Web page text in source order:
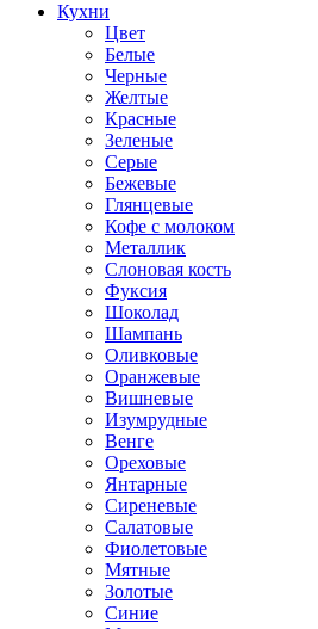
Кухни
Цвет
Белые
Черные
Желтые
Красные
Зеленые
Серые
Бежевые
Глянцевые
Кофе с молоком
Металлик
Слоновая кость
Фуксия
Шоколад
Шампань
Оливковые
Оранжевые
Вишневые
Изумрудные
Венге
Ореховые
Янтарные
Сиреневые
Салатовые
Фиолетовые
Мятные
Золотые
Синие